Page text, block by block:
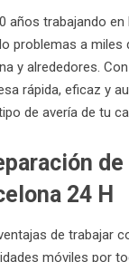
años trabajando en
problemas a miles
y alrededores.
rápida, eficaz y
de avería de tu
24 H
de trabajar
móviles por